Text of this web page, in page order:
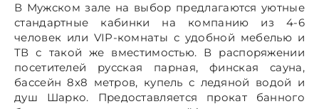
В Мужском зале на выбор предлагаются уютные
стандартные кабинки на компанию из 4-6
человек или VIP-комнаты с удобной мебелью и
ТВ с такой же вместимостью. В распоряжении
посетителей русская парная, финская сауна,
бассейн 8х8 метров, купель с ледяной водой и
душ Шарко. Предоставляется прокат банного